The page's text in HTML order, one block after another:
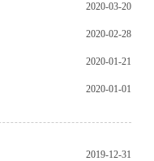
2020-03-20
2020-02-28
2020-01-21
2020-01-01
2019-12-31